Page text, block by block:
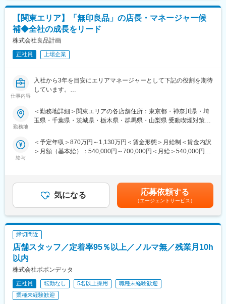
■出店戦略：
特定の地域に集中して出店するドミナント戦略を推進していま
エリアごとに需要構造、競合他社との競争環境、自社のポテンシ
ャルに即した戦略を立てていく緻密なエリアマーケティングに基
変更の範囲：会社の定める業務
・法人税等の申告書作成、税理士対応、税務調査対応
・入出金管理、資金繰り、借入・返済等の金融機関対応
・財務経理部門のマネジメント（育成、業務改善推進）
・外形標準課税や印紙税など各種税務実務（ご経験に応じて）
■組織体制：
財務経理部には、実務経験が浅いメンバーも含め複数名が在籍し
ており、部長候補として全体をリードいただきます。メンバーと
伴走しながら業務の標準化・高度化を進めるとともに、次世代リ
ーダーの育成にも取り組んでいただく環境です。店舗部門は30代
制度など、長期的にキャリアを描きやすい仕組みが整っていま
す。
■『ベイシア』について：
1都14県下に135店舗以上を展開するショッピングセンター『ベイ
領域に特化した展開戦略で、グループ総売上は1兆円を超えていま
す。
【関東エリア】「無印良品」の店長・マネージャー候
補◆全社の成長をリード
株式会社良品計画
正社員 上場企業
仕事内容
入社から3年を目安にエリアマネージャーとして下記の役割を期待
しています。
て戦略を立案・実行すること
◇個店経営を実現できる店長の育成を、部下であるブロックマネ
部側の窓口として関連部署と連携すること
◇更なる事業成長を見据えた際に強化すべき点（精度の高い商売
■キャリアパス：
・入社時は部門責任者や店長代行を経て、入社後1年以内での店長
登用を目指します。
・店長として現場・現物で個店経営を実践していただき、その経
験をふまえてブロックマネージャーやエリアマネージャーとし
て、各店舗が個店経営を実現するためのサポートや人財育成を担
います。
・国内での経験・実績をもって海外に挑戦する方もいます。
■なぜ個店経営を推進するのか：
無印良品にはエキナカ店舗から旗艦店、路面店やインショップ型
など様々な形態の店舗があります。都市部から地方郊外まで多様
な地域に出店し、その店性も様々だからこそ画一的な店舗の管理
勤務地
＜勤務地詳細＞関東エリアの各店舗住所：東京都・神奈川県・埼
玉県・千葉県・茨城県・栃木県・群馬県・山梨県 受動喫煙対策：
給与
＜予定年収＞870万円～1,130万円＜賃金形態＞月給制＜賃金内訳
＞月額（基本給）：540,000円～700,000円＜月給＞540,000円～
が適用除外となります（深夜労働が発生した場合は別途、労働時
間に応じて支給します）。賃金はあくまでも目安の金額であり、
選考を通じて上下する可能性があります。月給(月額)は固定手当を
含めた表記です。
気になる 応募依頼する
（エージェントサービス）
締切間近
店舗スタッフ／定着率95％以上／ノルマ無／残業月10h
以内
株式会社ポポンデッタ
正社員 転勤なし 5名以上採用
職種未経験歓迎
業種未経験歓迎